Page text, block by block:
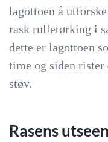
lagottoen å
rask rulletørking i
dette er lagottoen
time og siden rister
støv.
Rasens